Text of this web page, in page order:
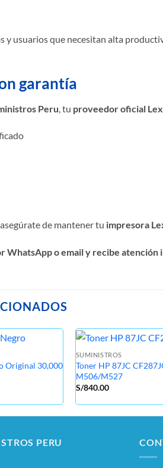
y usuarios que necesitan alta
garantía
Peru , tu proveedor oficial
de mantener tu impresora
WhatsApp o email y recibe atención
Original 30,000
SUMINISTROS
Toner HP 87JC
M506/M527
S/840.00
PERU